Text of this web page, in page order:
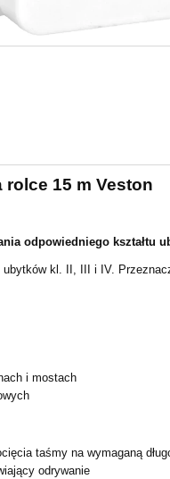
rolce 15 m Veston
odpowiedniego kształtu
ubytków kl. II, III i IV.
i mostach
taśmy na wymaganą
odrywanie